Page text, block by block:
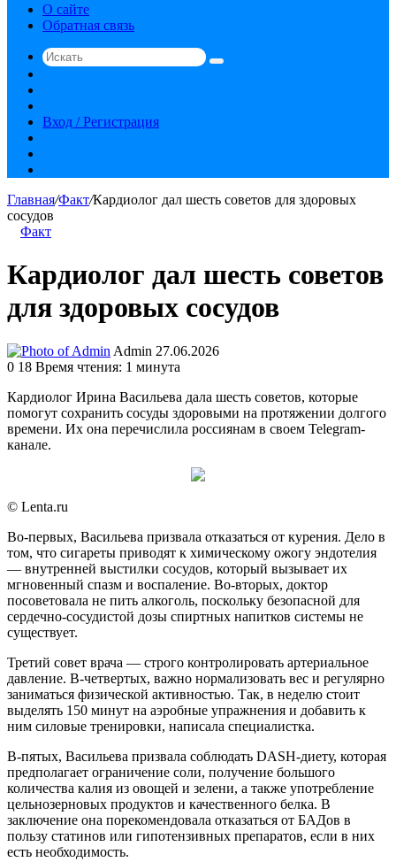
О сайте
Обратная связь
Искать
статья
Вход / Регистрация
Главная/Факт/Кардиолог дал шесть советов для здоровых
сосудов
Факт
Кардиолог дал шесть советов
для здоровых сосудов
Admin Send
an
27.06.2026
0 18 Время чтения: 1 минута
Кардиолог Ирина Васильева дала шесть советов, которые
помогут сохранить сосуды здоровыми на протяжении долгого
времени. Их она перечислила россиянам в своем Telegram-
канале.
© Lenta.ru
Во-первых, Васильева призвала отказаться от курения. Дело в
том, что сигареты приводят к химическому ожогу эндотелия
— внутренней выстилки сосудов, который вызывает их
мгновенный спазм и воспаление. Во-вторых, доктор
посоветовала не пить алкоголь, поскольку безопасной для
сердечно-сосудистой дозы спиртных напитков системы не
существует.
Третий совет врача — строго контролировать артериальное
давление. В-четвертых, важно нормализовать вес и регулярно
заниматься физической активностью. Так, в неделю стоит
выделять 150 минут на аэробные упражнения и добавить к
ним силовые тренировки, написала специалистка.
В-пятых, Васильева призвала соблюдать DASH-диету, которая
предполагает ограничение соли, получение большого
количества калия из овощей и зелени, а также употребление
цельнозерновых продуктов и качественного белка. В
заключение она порекомендовала отказаться от БАДов в
пользу статинов или гипотензивных препаратов, если в них
есть необходимость.